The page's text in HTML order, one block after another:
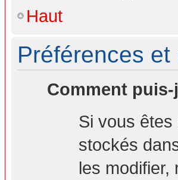
Haut
Préférences
Comment
Si vous
stockés
les modifier,